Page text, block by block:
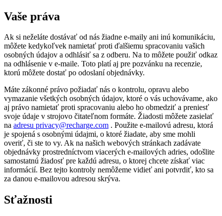
Vaše práva
Ak si neželáte dostávať od nás žiadne e-maily ani inú komunikáciu,
môžete kedykoľvek namietať proti ďalšiemu spracovaniu vašich
osobných údajov a odhlásiť sa z odberu. Na to môžete použiť odkaz
na odhlásenie v e-maile. Toto platí aj pre pozvánku na recenzie,
ktorú môžete dostať po odoslaní objednávky.
Máte zákonné právo požiadať nás o kontrolu, opravu alebo
vymazanie všetkých osobných údajov, ktoré o vás uchovávame, ako
aj právo namietať proti spracovaniu alebo ho obmedziť a preniesť
svoje údaje v strojovo čitateľnom formáte. Žiadosti môžete zasielať
na adresu privacy@recharge.com . Použite e-mailovú adresu, ktorá
je spojená s osobnými údajmi, o ktoré žiadate, aby sme mohli
overiť, či ste to vy. Ak na našich webových stránkach zadávate
objednávky prostredníctvom viacerých e-mailových adries, odošlite
samostatnú žiadosť pre každú adresu, o ktorej chcete získať viac
informácií. Bez tejto kontroly nemôžeme vidieť ani potvrdiť, kto sa
za danou e-mailovou adresou skrýva.
Sťažnosti